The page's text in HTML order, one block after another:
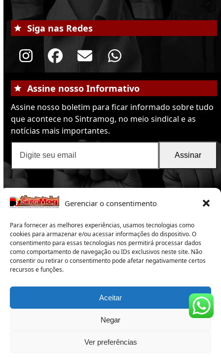
Gerenciar o consentimento
Para fornecer as melhores experiências, usamos tecnologias como
cookies para armazenar e/ou acessar informações do dispositivo. O
consentimento para essas tecnologias nos permitirá processar dados
como comportamento de navegação ou IDs exclusivos neste site. Não
consentir ou retirar o consentimento pode afetar negativamente certos
recursos e funções.
Aceitar
Negar
Ver preferências
Siga nas Redes
Instagram
Facebook
EmailWhatsapp
Assine nosso Informativo
Assine nosso boletim para ficar informado sobre tudo
que acontece no Sintramog, no meio sindical e as
notícias mais importantes.
seu
email
Assinar
SintraMog2025 -Sindicato dos Trabalhadores nas
Indústrias da Construção e do Mobiliário de Mogi das
Copyright 2025 – Todos os direitos reservados
Rua Campos Sales 165 – Centro – Suzano – SP –
CEP 08674-020 – Tel: 11 4748-1655
Rua Herinque Eroles, 588 – Alto do Ipiranga – Mogi
das Cruzes – SP – CEP: 08730-590- Telefone: (11) 4738-3096